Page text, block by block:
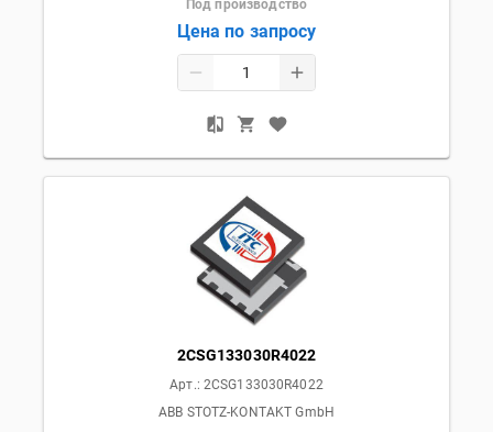
Под производство
Цена по запросу
2CSG133030R4022
Арт.: 2CSG133030R4022
ABB STOTZ-KONTAKT GmbH